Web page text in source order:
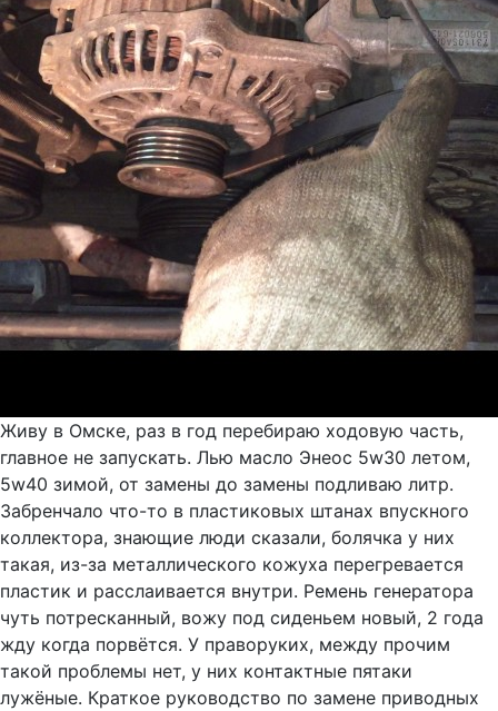
Живу в Омске, раз в год перебираю ходовую часть,
главное не запускать. Лью масло Энеос 5w30 летом,
5w40 зимой, от замены до замены подливаю литр.
Забренчало что-то в пластиковых штанах впускного
коллектора, знающие люди сказали, болячка у них
такая, из-за металлического кожуха перегревается
пластик и расслаивается внутри. Ремень генератора
чуть потресканный, вожу под сиденьем новый, 2 года
жду когда порвётся. У праворуких, между прочим
такой проблемы нет, у них контактные пятаки
лужёные. Краткое руководство по замене приводных